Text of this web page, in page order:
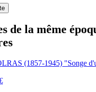
de la même